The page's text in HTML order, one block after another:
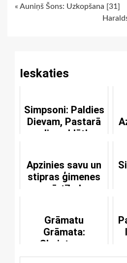
Continue
« Auniņš Šons: Uzkopšana [31]
Ieskaties
Simpsoni: Paldies
Dievam, Pastarā
diena klāt!
Apzinies savu un
stipras ģimenes
vērtību!
Grāmatu
Grāmata:
Skaistuma
karaliene [20]